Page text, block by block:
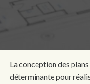
La conception des
déterminante pour